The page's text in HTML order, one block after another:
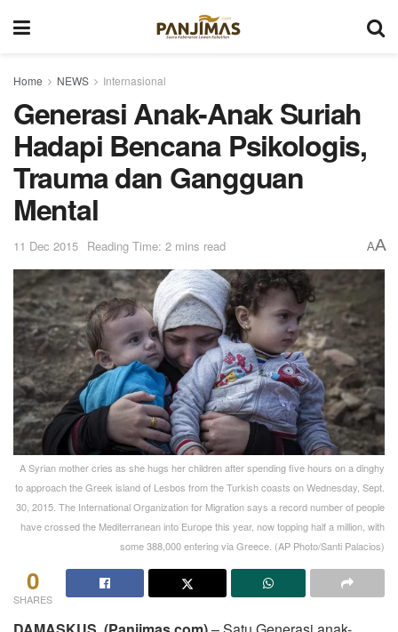
Home NEWS Internasional
Generasi Anak-Anak Suriah
Hadapi Bencana Psikologis,
Trauma dan Gangguan
Mental
11 Dec 2015 Reading Time: 2 mins read AA
A Syrian mother cries as she hugs her children after spending five hours on a dinghy
to approach the Greek island of Lesbos from the Turkish coasts on Wednesday, Sept.
30, 2015. The International Organization for Migration says a record number of people
have crossed the Mediterranean into Europe this year, now topping half a million, with
some 388,000 entering via Greece. (AP Photo/Santi Palacios)
0
SHARES